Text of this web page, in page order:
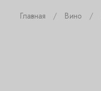
Главная Вино